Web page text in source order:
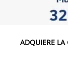
ADQUIERE LA